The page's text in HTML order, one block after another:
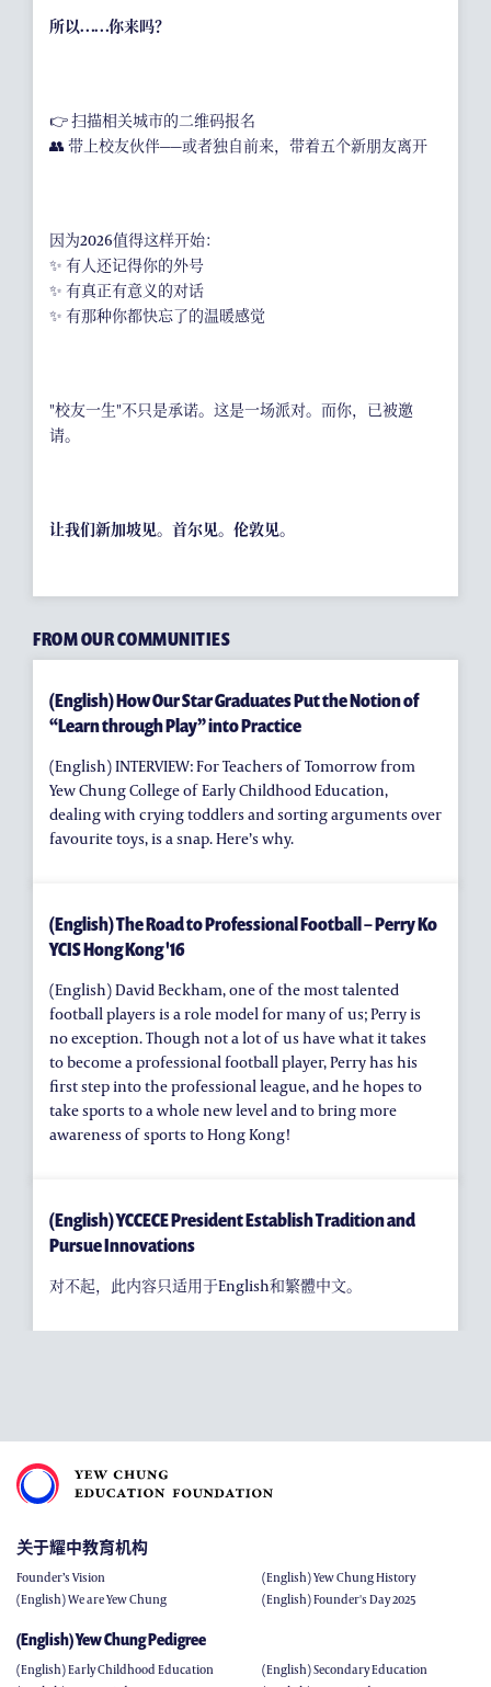
所以……你来吗？
👉 扫描相关城市的二维码报名
👥 带上校友伙伴——或者独自前来，带着五个新朋友离开
因为2026值得这样开始：
✨ 有人还记得你的外号
✨ 有真正有意义的对话
✨ 有那种你都快忘了的温暖感觉
"校友一生"不只是承诺。这是一场派对。而你，已被邀
请。
让我们新加坡见。首尔见。伦敦见。
FROM OUR COMMUNITIES
(English) How Our Star Graduates Put the Notion of
“Learn through Play” into Practice
(English) INTERVIEW: For Teachers of Tomorrow from
Yew Chung College of Early Childhood Education,
dealing with crying toddlers and sorting arguments over
favourite toys, is a snap. Here’s why.
(English) The Road to Professional Football – Perry Ko
YCIS Hong Kong '16
(English) David Beckham, one of the most talented
football players is a role model for many of us; Perry is
no exception. Though not a lot of us have what it takes
to become a professional football player, Perry has his
first step into the professional league, and he hopes to
take sports to a whole new level and to bring more
awareness of sports to Hong Kong!
(English) YCCECE President Establish Tradition and
Pursue Innovations
对不起，此内容只适用于English和繁體中文。
关于耀中教育机构
Founder’s Vision
(English) We are Yew Chung
(English) Yew Chung History
(English) Founder's Day 2025
(English) Yew Chung Pedigree
(English) Early Childhood Education
(English) Secondary Education